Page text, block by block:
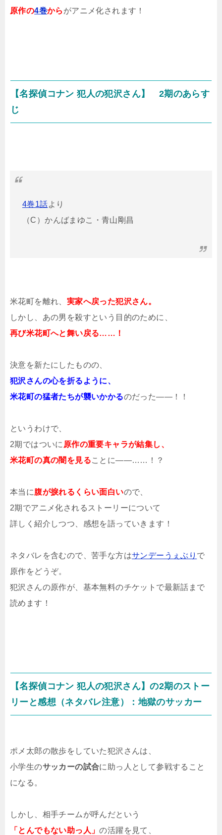
原作の4巻から がアニメ化されます！
【名探偵コナン 犯人の犯沢さん】 2期のあらす
じ
4巻1話より
（C）かんばまゆこ・青山剛昌
米花町を離れ、 実家へ戻った犯沢さん。
しかし、あの男を殺すという目的のために、
再び米花町へと舞い戻る……！
決意を新たにしたものの、
犯沢さんの心を折るように、
米花町の猛者たちが襲いかかるのだった――！！
というわけで、
2期ではついに 原作の重要キャラが結集し、
米花町の真の闇を見ることに――……！？
本当に腹が捩れるくらい面白いので、
2期でアニメ化されるストーリーについて
詳しく紹介しつつ、感想を語っていきます！
ネタバレを含むので、苦手な方はサンデーうぇぶり で
原作をどうぞ。
犯沢さんの原作が、基本無料のチケットで最新話まで
読めます！
【名探偵コナン 犯人の犯沢さん】の2期のストー
リーと感想（ネタバレ注意）：地獄のサッカー
ポメ太郎の散歩をしていた犯沢さんは、
小学生のサッカーの試合に助っ人として参戦すること
になる。
しかし、相手チームが呼んだという
「とんでもない助っ人」の活躍を見て、